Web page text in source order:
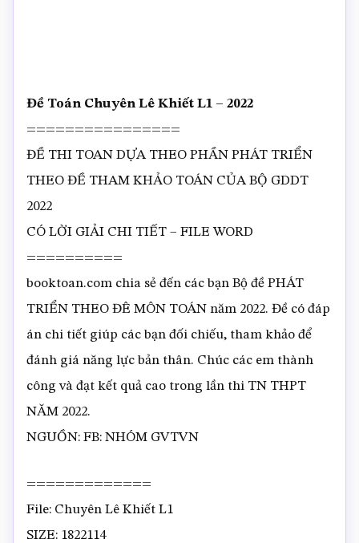
Đề Toán Chuyên Lê Khiết L1 – 2022
================
ĐỀ THI TOAN DỰA THEO PHẦN PHÁT TRIỂN
THEO ĐỀ THAM KHẢO TOÁN CỦA BỘ GDDT
2022
CÓ LỜI GIẢI CHI TIẾT – FILE WORD
==========
booktoan.com chia sẻ đến các bạn Bộ đề PHÁT
TRIỂN THEO ĐÊ MÔN TOÁN năm 2022. Đề có đáp
án chi tiết giúp các bạn đối chiếu, tham khảo để
đánh giá năng lực bản thân. Chúc các em thành
công và đạt kết quả cao trong lần thi TN THPT
NĂM 2022.
NGUỒN: FB: NHÓM GVTVN
=============
File: Chuyên Lê Khiết L1
SIZE: 1822114